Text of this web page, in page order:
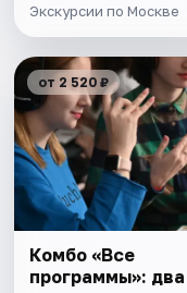
Экскурсии по Москве
от 2 520 ₽
Комбо «Все
программы»: два